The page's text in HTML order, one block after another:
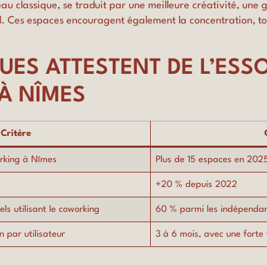
classique, se traduit par une meilleure créativité, une
Ces espaces encouragent également la concentration,
ATTESTENT DE
NÎMES
Critère
à Nîmes Plus de 15 espaces en
+20 % depuis 2022
utilisant le coworking 60 % parmi les
par utilisateur 3 à 6 mois, avec une forte